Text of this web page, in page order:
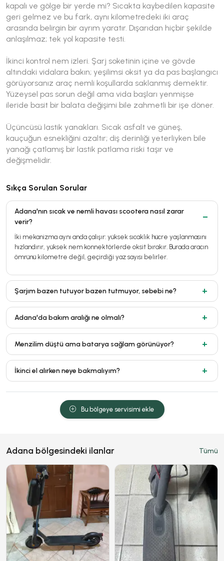
kapalı ve gölge bir yerde mi? Sıcakta kaybedilen kapasite
geri gelmez ve bu fark, aynı kilometredeki iki araç
arasında belirgin bir ayrım yaratır. Dışarıdan hiçbir şekilde
anlaşılmaz; tek yol kapasite testi.
İkinci kontrol nem izleri. Şarj soketinin içine ve gövde
altındaki vidalara bakın; yeşilimsi oksit ya da pas başlangıcı
görüyorsanız araç nemli koşullarda saklanmış demektir.
Yüzeysel pas sorun değil ama vida başları yenmişse
ileride basit bir balata değişimi bile zahmetli bir işe döner.
Üçüncüsü lastik yanakları. Sıcak asfalt ve güneş,
kauçuğun esnekliğini azaltır; diş derinliği yeterliyken bile
yanağı çatlamış bir lastik patlama riski taşır ve
değişmelidir.
Sıkça Sorulan Sorular
Adana'nın sıcak ve nemli havası scootera nasıl zarar
verir?
İki mekanizma aynı anda çalışır: yüksek sıcaklık hücre yaşlanmasını
hızlandırır, yüksek nem konnektörlerde oksit bırakır. Burada aracın
ömrünü kilometre değil, geçirdiği yaz sayısı belirler.
Şarjım bazen tutuyor bazen tutmuyor, sebebi ne?
Adana'da bakım aralığı ne olmalı?
Menzilim düştü ama batarya sağlam görünüyor?
İkinci el alırken neye bakmalıyım?
Bu bölgeye servisimi ekle
Adana bölgesindeki ilanlar Tümü